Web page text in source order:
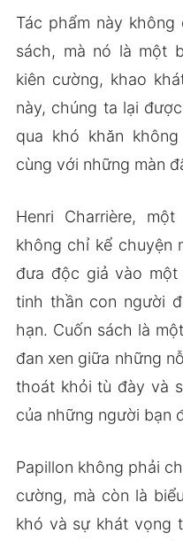
Tác phẩm này
sách, mà nó là một
kiên cường, khao
này, chúng ta lại
qua khó khăn
cùng với những màn
Henri Charrière,
không chỉ kể chuyện
đưa độc giả vào
tinh thần con người
hạn. Cuốn sách là
đan xen giữa những
thoát khỏi tù đày và
của những người bạn
Papillon không phải
cường, mà còn là
khó và sự khát vọng